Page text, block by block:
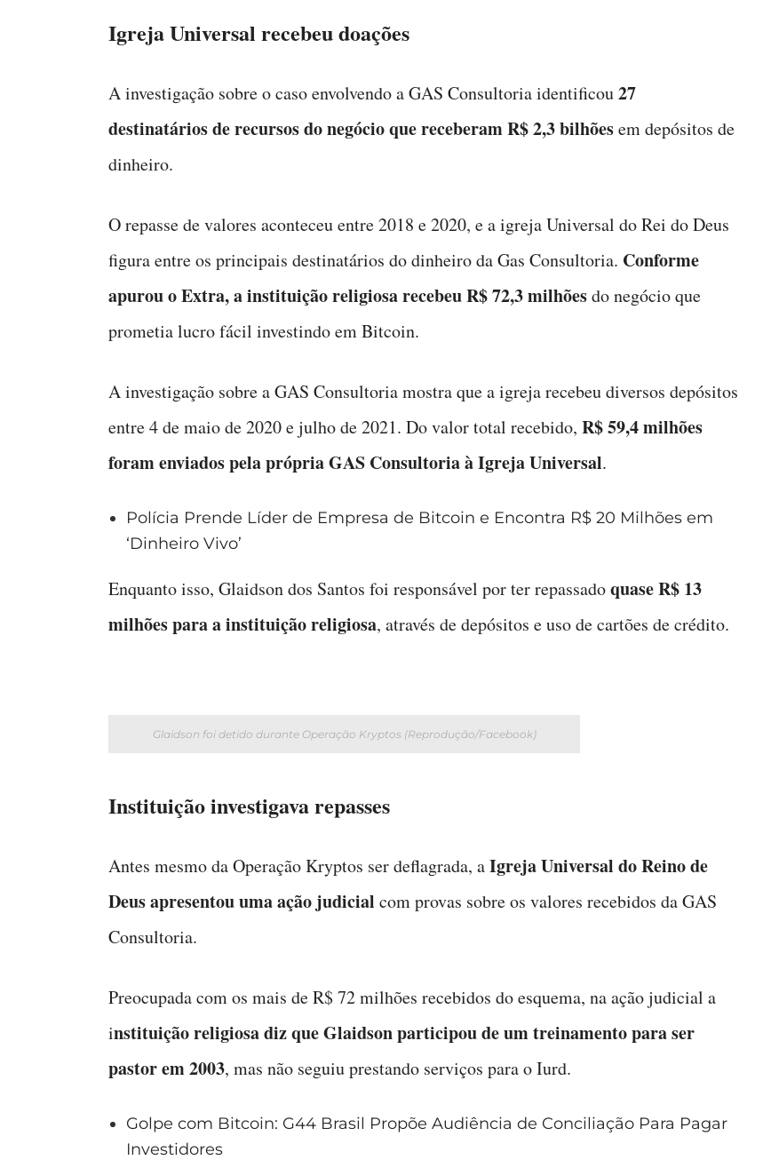
Igreja Universal recebeu doações
A investigação sobre o caso envolvendo a GAS Consultoria identificou27
destinatários de recursos do negócio que receberam R$ 2,3 bilhõesem depósitos de
dinheiro.
O repasse de valores aconteceu entre 2018 e 2020, e a igreja Universal do Rei do Deus
figura entre os principais destinatários do dinheiro da Gas Consultoria. Conforme
apurou o Extra, a instituição religiosa recebeu R$ 72,3 milhõesdo negócio que
prometia lucro fácil investindo em Bitcoin.
A investigação sobre a GAS Consultoria mostra que a igreja recebeu diversos depósitos
entre 4 de maio de 2020 e julho de 2021. Do valor total recebido, R$ 59,4 milhões
foram enviados pela própria GAS Consultoria à Igreja Universal.
Polícia Prende Líder de Empresa de Bitcoin e Encontra R$ 20 Milhões em
‘Dinheiro Vivo’
Enquanto isso, Glaidson dos Santos foi responsável por ter repassadoquase R$ 13
milhões para a instituição religiosa, através de depósitos e uso de cartões de crédito.
Glaidson foi detido durante Operação Kryptos (Reprodução/Facebook)
Instituição investigava repasses
Antes mesmo da Operação Kryptos ser deflagrada, aIgreja Universal do Reino de
Deus apresentou uma ação judicial com provas sobre os valores recebidos da GAS
Consultoria.
Preocupada com os mais de R$ 72 milhões recebidos do esquema, na ação judicial a
instituição religiosa diz que Glaidson participou de um treinamento para ser
pastor em 2003, mas não seguiu prestando serviços para o Iurd.
Golpe com Bitcoin: G44 Brasil Propõe Audiência de Conciliação Para Pagar
Investidores